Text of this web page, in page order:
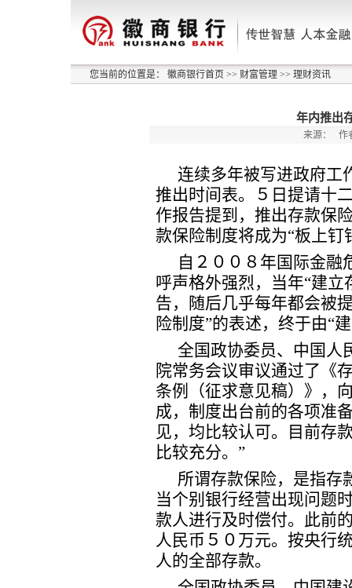
您当前的位置是： 徽商银行首页 >> 财富管理 >> 理财资讯
年内推出
来源： 作